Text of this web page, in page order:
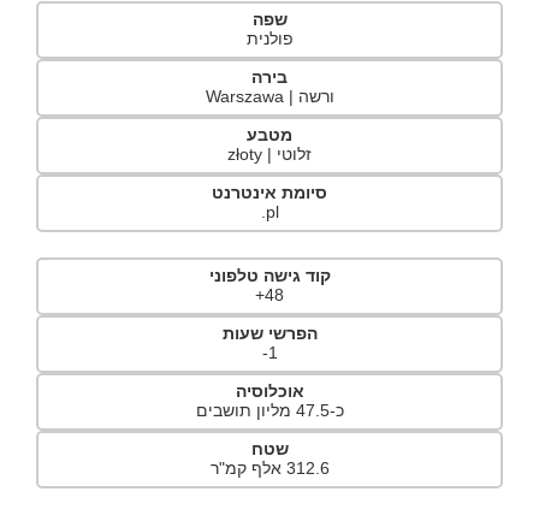
שפה
פולנית
בירה
ורשה | Warszawa
מטבע
זלוטי | złoty
סיומת אינטרנט
pl.
קוד גישה טלפוני
48+
הפרשי שעות
1-
אוכלוסיה
כ-47.5 מליון תושבים
שטח
312.6 אלף קמ"ר